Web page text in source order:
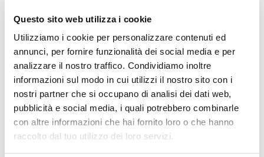
Questo sito web utilizza i cookie
Utilizziamo i cookie per personalizzare contenuti ed
annunci, per fornire funzionalità dei social media e per
analizzare il nostro traffico. Condividiamo inoltre
informazioni sul modo in cui utilizzi il nostro sito con i
nostri partner che si occupano di analisi dei dati web,
pubblicità e social media, i quali potrebbero combinarle
con altre informazioni che hai fornito loro o che hanno
raccolto dal tuo utilizzo dei loro servizi.
4000 € 5,13
5000 € 5,06 € 5,46
6000 € 4,97 € 5,46
€ 5,46
8000 € 4,97 € 5,42
10000 € 4,80